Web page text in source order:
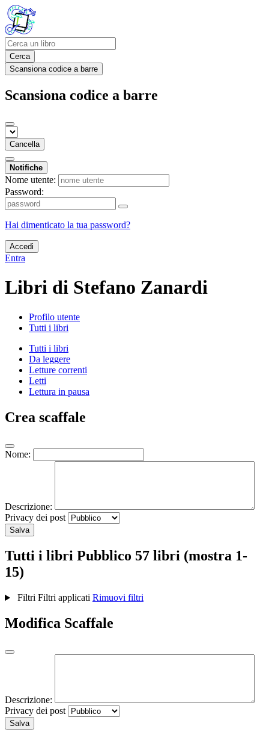
Cerca
Scansiona codice a barre
Scansiona codice a barre
Cancella
Notifiche
Nome utente:
Password:
Hai dimenticato la tua password?
Accedi
Entra
Libri di Stefano Zanardi
Profilo utente
Tutti i libri
Tutti i libri
Da leggere
Letture correnti
Letti
Lettura in pausa
Crea scaffale
Nome:
Descrizione:
Privacy dei post
Salva
Tutti i libri Pubblico 57 libri (mostra 1-
15)
Filtri Filtri applicati Rimuovi filtri
Modifica Scaffale
Descrizione:
Privacy dei post
Salva